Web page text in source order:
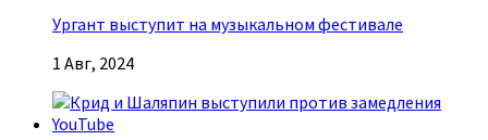
Ургант выступит на музыкальном фестивале
1 Авг, 2024